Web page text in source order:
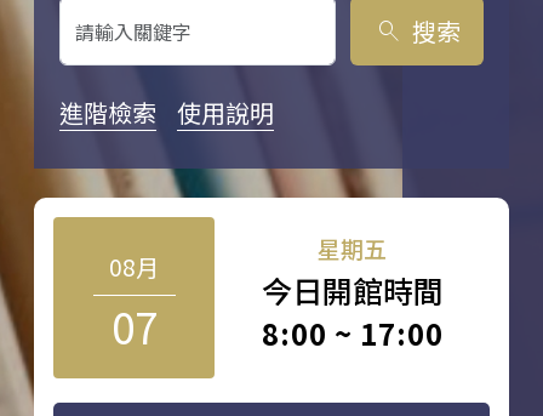
search 搜索
進階檢索 使用說明
08月
07
星期五
今日開館時間
8:00 ~ 17:00